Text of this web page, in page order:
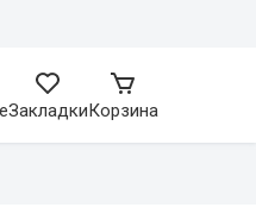
ЗакладкиКорзина